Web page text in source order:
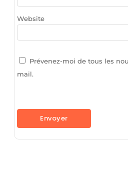
Website
Prévenez-moi de tous les
mail.